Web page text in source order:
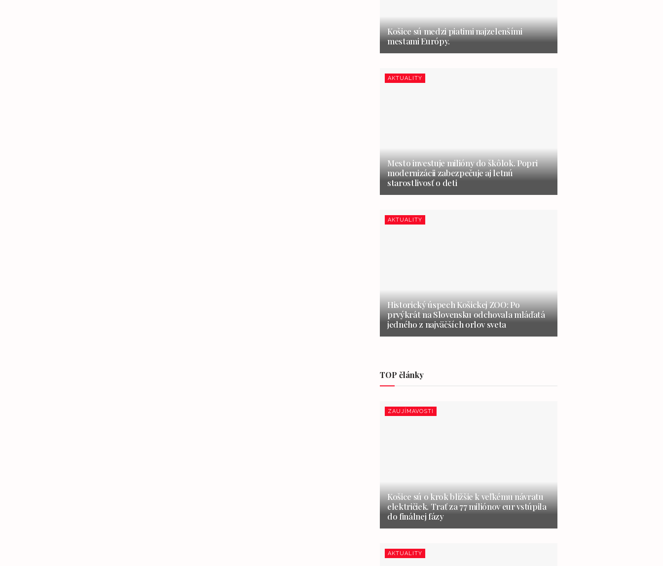
Košice sú medzi piatimi najzelenšími
mestami Európy.
AKTUALITY
Mesto investuje milióny do škôlok. Popri
modernizácii zabezpečuje aj letnú
starostlivosť o deti
AKTUALITY
Historický úspech Košickej ZOO: Po
prvýkrát na Slovensku odchovala mláďatá
jedného z najväčších orlov sveta
TOP články
ZAUJÍMAVOSTI
Košice sú o krok bližšie k veľkému návratu
električiek. Trať za 77 miliónov eur vstúpila
do finálnej fázy
AKTUALITY